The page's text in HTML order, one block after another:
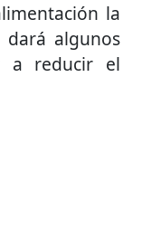
la
dará algunos
a reducir el